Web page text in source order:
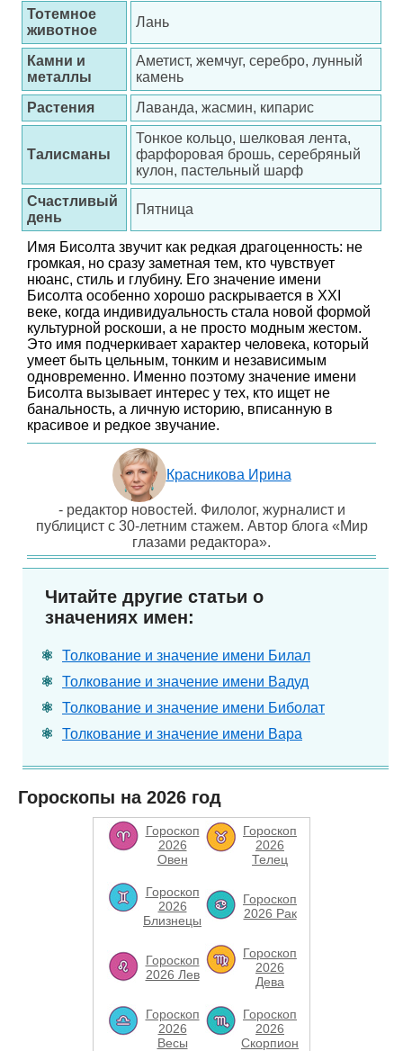
Тотемное
животное
Лань
Камни и
металлы
Аметист, жемчуг, серебро, лунный
камень
Растения
Лаванда, жасмин, кипарис
Талисманы
Тонкое кольцо, шелковая лента,
фарфоровая брошь, серебряный
кулон, пастельный шарф
Счастливый
день
Пятница
Имя Бисолта звучит как редкая драгоценность: не
громкая, но сразу заметная тем, кто чувствует
нюанс, стиль и глубину. Его значение имени
Бисолта особенно хорошо раскрывается в XXI
веке, когда индивидуальность стала новой формой
культурной роскоши, а не просто модным жестом.
Это имя подчеркивает характер человека, который
умеет быть цельным, тонким и независимым
одновременно. Именно поэтому значение имени
Бисолта вызывает интерес у тех, кто ищет не
банальность, а личную историю, вписанную в
красивое и редкое звучание.
Красникова Ирина
- редактор новостей. Филолог, журналист и
публицист с 30-летним стажем. Автор блога «Мир
глазами редактора».
Читайте другие статьи о
значениях имен:
Толкование и значение имени Билал
Толкование и значение имени Вадуд
Толкование и значение имени Биболат
Толкование и значение имени Вара
Гороскопы на 2026 год
Гороскоп
2026
Овен
Гороскоп
2026
Телец
Гороскоп
2026
Близнецы
Гороскоп
2026 Рак
Гороскоп
2026 Лев
Гороскоп
2026
Дева
Гороскоп
2026
Весы
Гороскоп
2026
Скорпион